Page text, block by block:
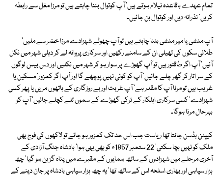
تمام عہدے باقاعدہ نیلام ہوتے ہیں' آپ کوتوال بننا چاہتے ہیں تو مرزا مغل سے رابطہ
کریں' نذرانہ دیں اور کوتوال بن جائیں۔
آپ منشی یا میر منشی بننا چاہتے ہیں تو آپ چھوٹے شہزادے مرزا خضر سے ملیں'
طلائی سکوں کی تھیلی ان کے سامنے رکھیں اور سرکاری پروانہ لے کر دہلی شہر میں نکل
آئیں' آپ اگر طاقتور ہیں تو آپ گھوڑے پر سوار ہو کر شہر میں نکلیں اور دس بیس لوگوں
کے سر اتار کر گھر چلے جائیں' آپ کو کوئی نہیں پوچھے گا اور آپ اگر کمزور' مسکین یا
غریب ہیں تو مرنا آپ کا مقدر ہے' آپ غربت اور بے روزگاری کے ہاتھوں مریں یا پھر کسی
شہزادے' کسی سرکاری اہلکار کے ترکی گھوڑے کے سموں تلے کچلے جائیں' آپ کو
بہرحال مرنا ہوگا۔
کیپٹن ہڈسن جانتا تھا ریاست جب اس حد تک کمزور ہو جائے تو لاکھوں کی فوج بھی
ملک کو نہیں بچا سکتی' 22 ستمبر 1857ء کو بھی یہی ہوا' بادشاہ جنگ آزادی کے
آخری مرحلے میں شہزادوں کے ساتھ ہمایوں کے مقبرے میں پناہ گزین ہو گیا' چھ
ہزار سپاہی اور بھاری اسلحہ اس کے ساتھ تھا' یہ چھ ہزار سپاہی بادشاہ پر جان دینے کے